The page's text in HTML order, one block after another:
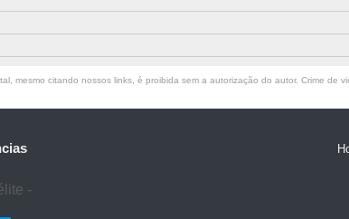
mesmo citando nossos links, é proibida sem a autorização do autor. Crime de
-